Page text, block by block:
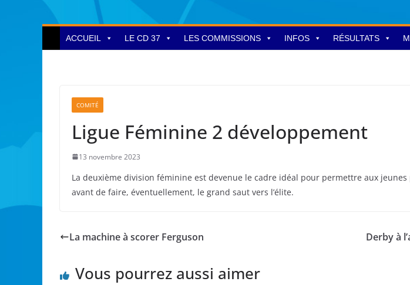
ACCUEIL LE CD 37 LES COMMISSIONS INFOS RÉSULTATS
COMITÉ
Ligue Féminine 2 développement
13 novembre 2023
La deuxième division féminine est devenue le cadre idéal pour permettre aux
avant de faire, éventuellement, le grand saut vers l’élite.
La machine à scorer Ferguson Derby à
Vous pourrez aussi aimer